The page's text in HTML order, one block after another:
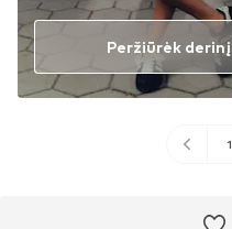
Peržiūrėk derinį
1